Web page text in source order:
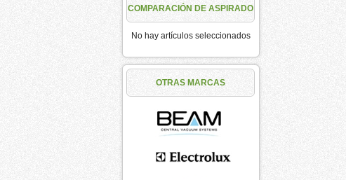
COMPARACIÓN DE ASPIRADO
No hay artículos seleccionados
OTRAS MARCAS